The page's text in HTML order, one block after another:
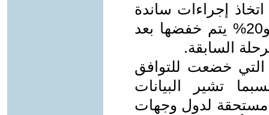
إجراءات ساندة
وأصلاحات أقتصادية(المرحلة الثانية) و20% يتم خفضها بعد
السابقة.
التي خضعت للتوافق
حسبما تشير البيانات
ديونا" مستحقة لدول وجهات